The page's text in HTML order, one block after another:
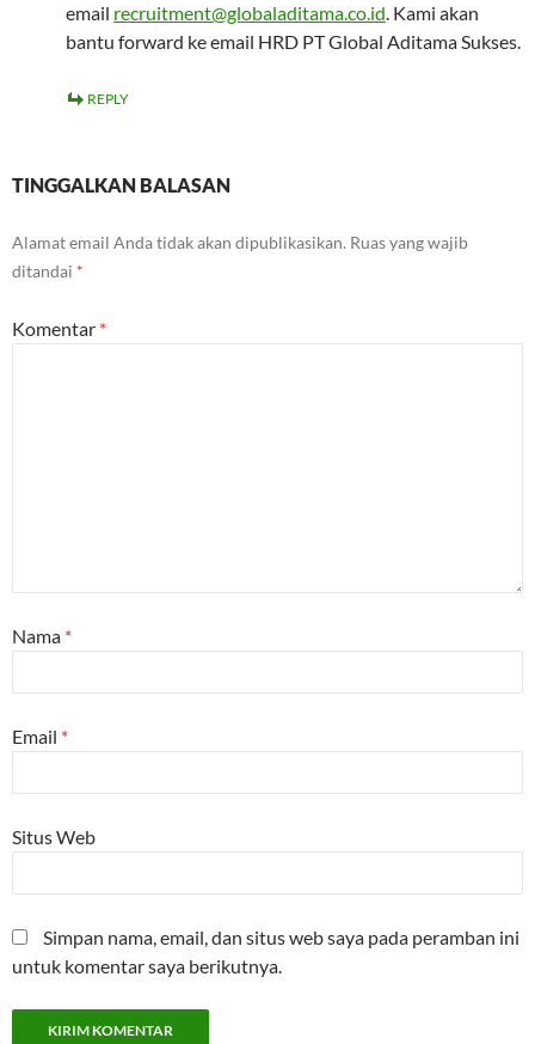
email recruitment@globaladitama.co.id. Kami akan
bantu forward ke email HRD PT Global Aditama Sukses.
REPLY
TINGGALKAN BALASAN
Alamat email Anda tidak akan dipublikasikan. Ruas yang wajib
ditandai *
Komentar *
Nama *
Email *
Situs Web
Simpan nama, email, dan situs web saya pada peramban ini
untuk komentar saya berikutnya.